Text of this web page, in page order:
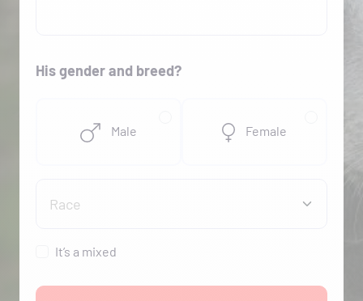
His gender and breed?
Male Female
Race
It’s a mixed